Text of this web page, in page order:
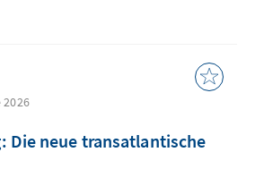
Die neue transatlantische